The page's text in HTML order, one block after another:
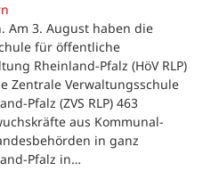
Am 3. August haben die
für öffentliche
Rheinland-Pfalz (HöV RLP)
Zentrale Verwaltungsschule
Pfalz (ZVS RLP) 463
aus Kommunal-
in ganz
Pfalz in…